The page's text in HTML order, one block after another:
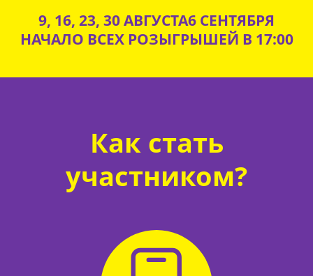
9, 16, 23, 30 АВГУСТА6 СЕНТЯБРЯ
НАЧАЛО ВСЕХ РОЗЫГРЫШЕЙ В 17:00
Как стать
участником?